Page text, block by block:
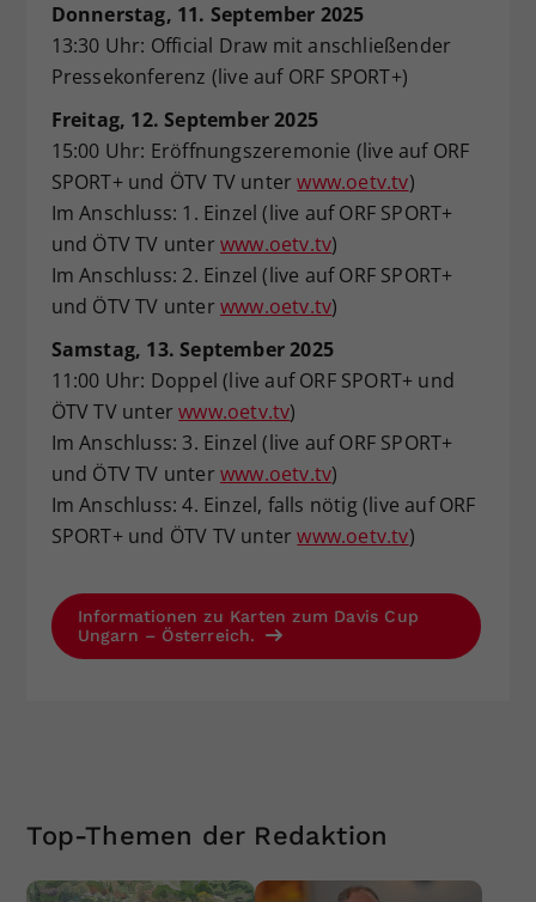
Donnerstag, 11. September 2025
13:30 Uhr: Official Draw mit anschließender
Pressekonferenz (live auf ORF SPORT+)
Freitag, 12. September 2025
15:00 Uhr: Eröffnungszeremonie (live auf ORF
SPORT+ und ÖTV TV unterwww.oetv.tv)
Im Anschluss: 1. Einzel (live auf ORF SPORT+
und ÖTV TV unter www.oetv.tv)
Im Anschluss: 2. Einzel (live auf ORF SPORT+
und ÖTV TV unter www.oetv.tv)
Samstag, 13. September 2025
11:00 Uhr: Doppel (live auf ORF SPORT+ und
ÖTV TV unterwww.oetv.tv)
Im Anschluss: 3. Einzel (live auf ORF SPORT+
und ÖTV TV unter www.oetv.tv)
Im Anschluss: 4. Einzel, falls nötig (live auf ORF
SPORT+ und ÖTV TV unterwww.oetv.tv)
Informationen zu Karten zum Davis Cup
Ungarn – Österreich.
Top-Themen der Redaktion